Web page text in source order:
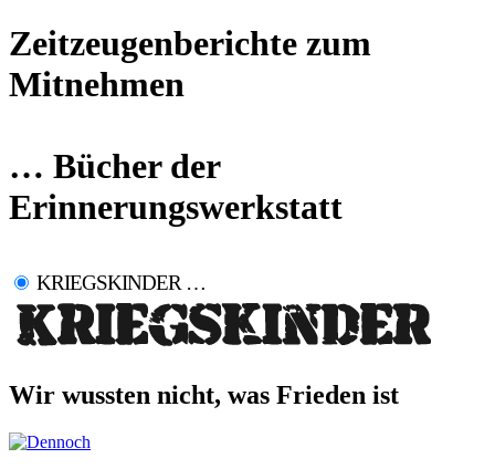
Zeitzeugenberichte zum
Mitnehmen
… Bücher der
Erinnerungswerkstatt
KRIEGSKINDER …
Wir wussten nicht, was Frieden ist